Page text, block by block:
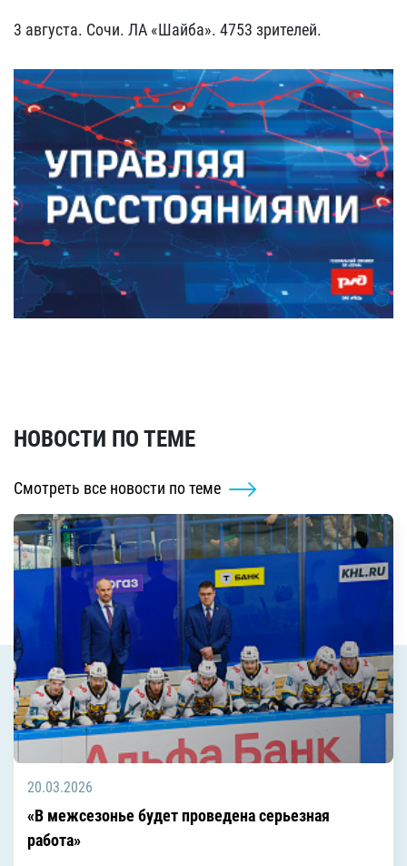
3 августа. Сочи. ЛА «Шайба». 4753 зрителей.
НОВОСТИ ПО ТЕМЕ
Смотреть все новости по теме
20.03.2026
«В межсезонье будет проведена серьезная
работа»